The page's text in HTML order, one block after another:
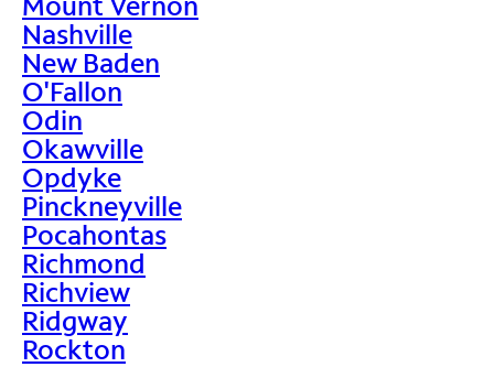
Nashville
New Baden
O'Fallon
Odin
Okawville
Opdyke
Pinckneyville
Pocahontas
Richmond
Richview
Ridgway
Rockton